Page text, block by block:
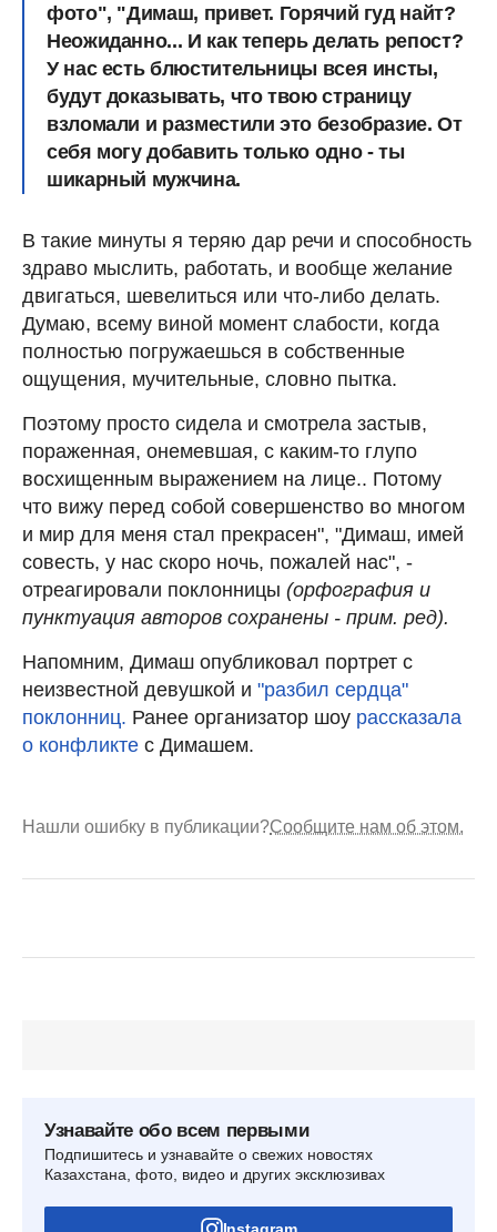
фото", "Димаш, привет. Горячий гуд найт?
Неожиданно... И как теперь делать репост?
У нас есть блюстительницы всея инсты,
будут доказывать, что твою страницу
взломали и разместили это безобразие. От
себя могу добавить только одно - ты
шикарный мужчина.
В такие минуты я теряю дар речи и способность
здраво мыслить, работать, и вообще желание
двигаться, шевелиться или что-либо делать.
Думаю, всему виной момент слабости, когда
полностью погружаешься в собственные
ощущения, мучительные, словно пытка.
Поэтому просто сидела и смотрела застыв,
пораженная, онемевшая, с каким-то глупо
восхищенным выражением на лице.. Потому
что вижу перед собой совершенство во многом
и мир для меня стал прекрасен", "Димаш, имей
совесть, у нас скоро ночь, пожалей нас", -
отреагировали поклонницы (орфография и
пунктуация авторов сохранены - прим. ред).
Напомним, Димаш опубликовал портрет с
неизвестной девушкой и "разбил сердца"
поклонниц. Ранее организатор шоу рассказала
о конфликте с Димашем.
Нашли ошибку в публикации?Сообщите нам об этом.
Узнавайте обо всем первыми
Подпишитесь и узнавайте о свежих новостях
Казахстана, фото, видео и других эксклюзивах
Instagram